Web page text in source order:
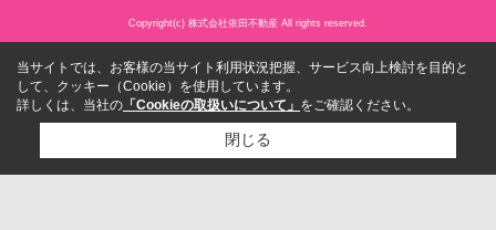
Copyright(c) 株式会社依田不動産 All rights reserved.
当サイトでは、お客様の当サイト利用状況把握、サービス向上検討を目的と
して、クッキー（Cookie）を使用しています。
詳しくは、当社の 「Cookieの取扱いについて」 をご確認ください。
閉じる